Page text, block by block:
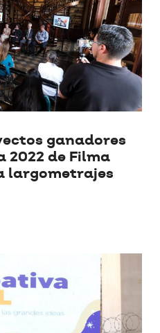
ganadores
2022 de Filma
largometrajes